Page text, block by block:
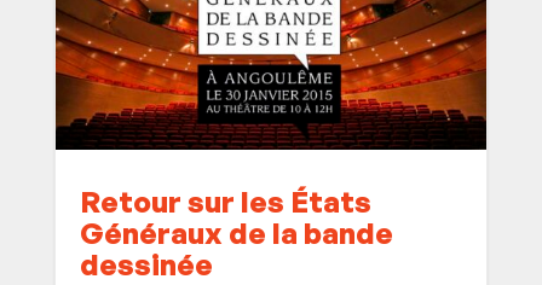
Retour sur les États
Généraux de la bande
dessinée